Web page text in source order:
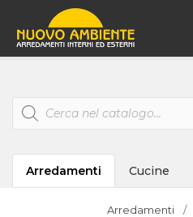
Products
search
Arredamenti Cucine
Arredamenti